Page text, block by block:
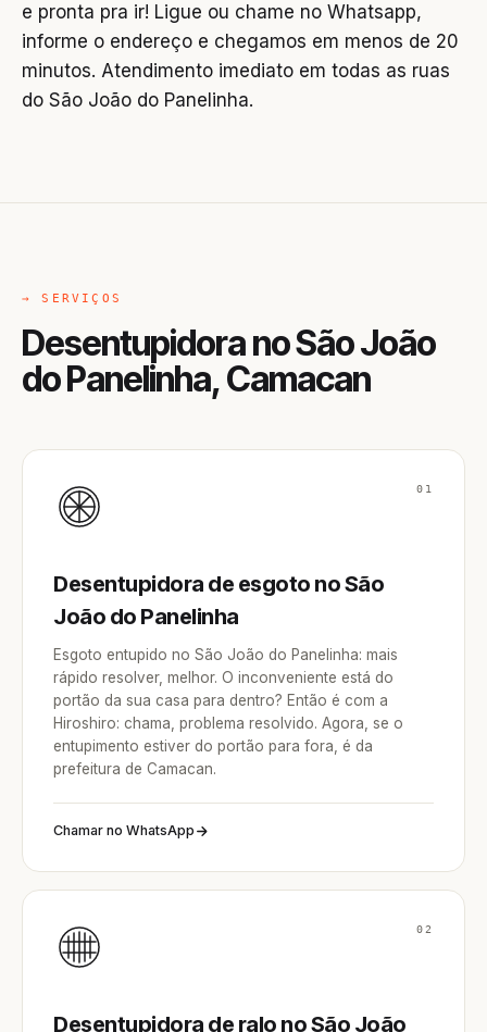
e pronta pra ir! Ligue ou chame no Whatsapp,
informe o endereço e chegamos em menos de 20
minutos. Atendimento imediato em todas as ruas
do São João do Panelinha.
→ SERVIÇOS
Desentupidora no São João
do Panelinha, Camacan
01
Desentupidora de esgoto no São
João do Panelinha
Esgoto entupido no São João do Panelinha: mais
rápido resolver, melhor. O inconveniente está do
portão da sua casa para dentro? Então é com a
Hiroshiro: chama, problema resolvido. Agora, se o
entupimento estiver do portão para fora, é da
prefeitura de Camacan.
Chamar no WhatsApp
02
Desentupidora de ralo no São João